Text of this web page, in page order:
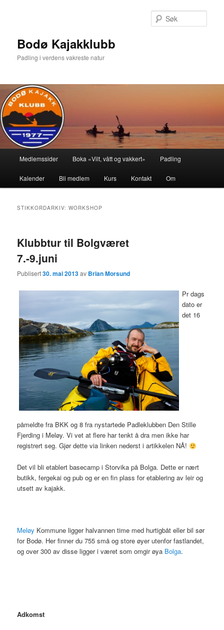
Bodø Kajakklubb
Padling i verdens vakreste natur
Medlemssider Boka «Vilt, vått og vakkert» Padling
Kalender Bli medlem Kurs Kontakt Om
STIKKORDARKIV:WORKSHOP
Klubbtur til Bolgværet
7.-9.juni
Publisert30. mai 2013av Brian Morsund
Pr dags
dato er
det 16
påmeldte fra BKK og 8 fra nystartede Padleklubben Den Stille
Fjerding i Meløy. Vi vet at flere har tenkt å dra men ikke har
registrert seg. Gjør dette via linken nederst i artikkelen NÅ!
Det vil bli etablert basecamp i Storvika på Bolga. Dette er nært
butikk, fergekai og pub og er en fin plass for etablering av leir og
utsett av kajakk.
Meløy Kommune ligger halvannen time med hurtigbåt eller bil sør
for Bodø. Her finner du 755 små og store øyer utenfor fastlandet,
og over 300 av disse ligger i været som omgir øya Bolga.
Adkomst